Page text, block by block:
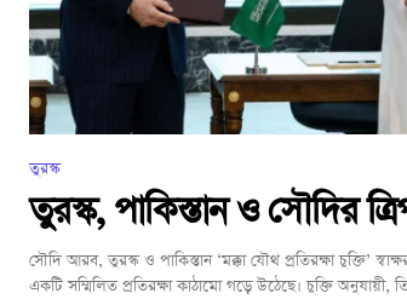
তুরস্ক
তুরস্ক, পাকিস্তান ও সৌদির
সৌদি আরব, তুরস্ক ও পাকিস্তান ‘মক্কা যৌথ প্রতিরক্ষা চুক্তি’
একটি সম্মিলিত প্রতিরক্ষা কাঠামো গড়ে উঠেছে। চুক্তি অনুযায়ী,